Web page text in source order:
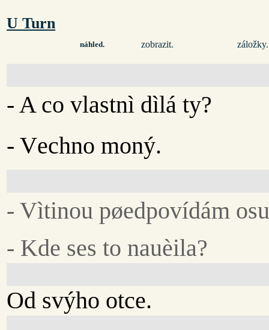
U Turn
náhled. zobrazit. záložky.
- A co vlastnì dìlá ty?
- Vechno moný.
- Vìtinou pøedpovídám
- Kde ses to nauèila?
Od svýho otce.